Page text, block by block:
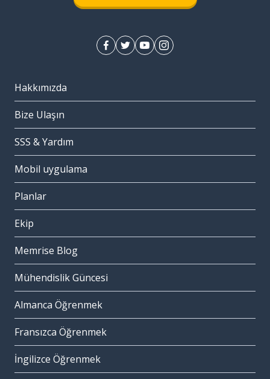
Hakkımızda
Bize Ulaşın
SSS & Yardım
Mobil uygulama
Planlar
Ekip
Memrise Blog
Mühendislik Güncesi
Almanca Öğrenmek
Fransızca Öğrenmek
İngilizce Öğrenmek